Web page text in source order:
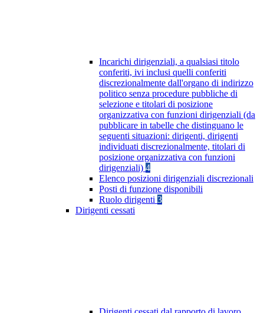
Incarichi dirigenziali, a qualsiasi titolo
conferiti, ivi inclusi quelli conferiti
discrezionalmente dall'organo di indirizzo
politico senza procedure pubbliche di
selezione e titolari di posizione
organizzativa con funzioni dirigenziali (da
pubblicare in tabelle che distinguano le
seguenti situazioni: dirigenti, dirigenti
individuati discrezionalmente, titolari di
posizione organizzativa con funzioni
dirigenziali) 4
Elenco posizioni dirigenziali discrezionali
Posti di funzione disponibili
Ruolo dirigenti 3
Dirigenti cessati